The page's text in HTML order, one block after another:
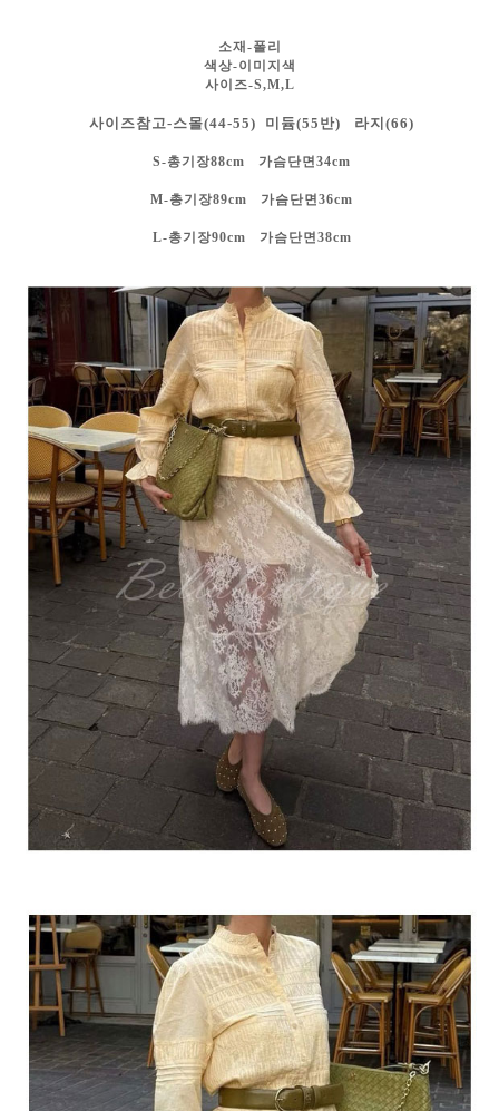
소재-폴리
색상-이미지색
사이즈-S,M,L
사이즈참고-스몰(44-55) 미듐(55반) 라지(66)
S-총기장88cm 가슴단면34cm
M-총기장89cm 가슴단면36cm
L-총기장90cm 가슴단면38cm